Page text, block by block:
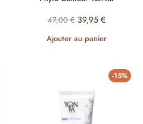
47,00€ 39,95 €
Ajouter au panier
-15%